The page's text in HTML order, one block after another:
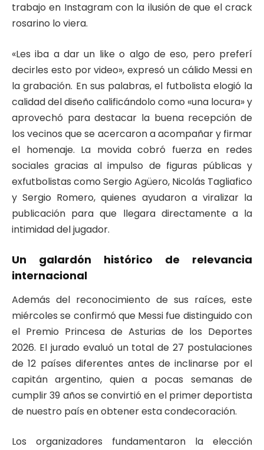
trabajo en Instagram con la ilusión de que el crack
rosarino lo viera.
«Les iba a dar un like o algo de eso, pero preferí
decirles esto por video», expresó un cálido Messi en
la grabación. En sus palabras, el futbolista elogió la
calidad del diseño calificándolo como «una locura» y
aprovechó para destacar la buena recepción de
los vecinos que se acercaron a acompañar y firmar
el homenaje. La movida cobró fuerza en redes
sociales gracias al impulso de figuras públicas y
exfutbolistas como Sergio Agüero, Nicolás Tagliafico
y Sergio Romero, quienes ayudaron a viralizar la
publicación para que llegara directamente a la
intimidad del jugador.
Un galardón histórico de relevancia
internacional
Además del reconocimiento de sus raíces, este
miércoles se confirmó que Messi fue distinguido con
el Premio Princesa de Asturias de los Deportes
2026. El jurado evaluó un total de 27 postulaciones
de 12 países diferentes antes de inclinarse por el
capitán argentino, quien a pocas semanas de
cumplir 39 años se convirtió en el primer deportista
de nuestro país en obtener esta condecoración.
Los organizadores fundamentaron la elección